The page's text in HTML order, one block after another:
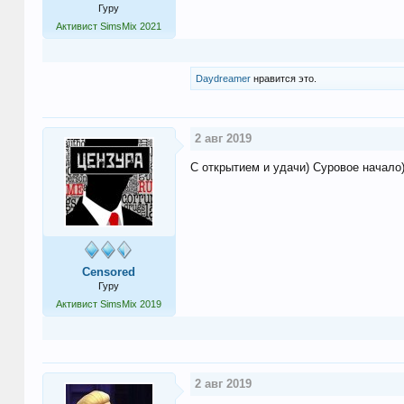
Гуру
Активист SimsMix 2021
Daydreamerнравится это.
Censored
Гуру
Активист SimsMix 2019
2 авг 2019
С открытием и удачи) Суровое начало)
2 авг 2019